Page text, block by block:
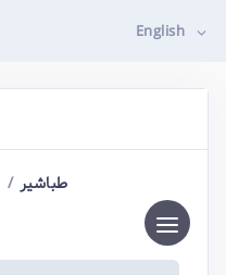
English
طباشیر